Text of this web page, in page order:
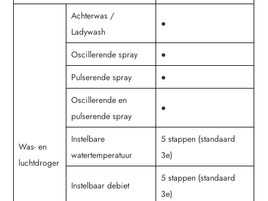
Was- en
luchtdroger
Achterwas /
Ladywash
●
Oscillerende spray
●
Pulserende spray
●
Oscillerende en
pulserende spray
●
Instelbare
watertemperatuur
5 stappen (standaard
3e)
Instelbaar debiet
5 stappen (standaard
3e)